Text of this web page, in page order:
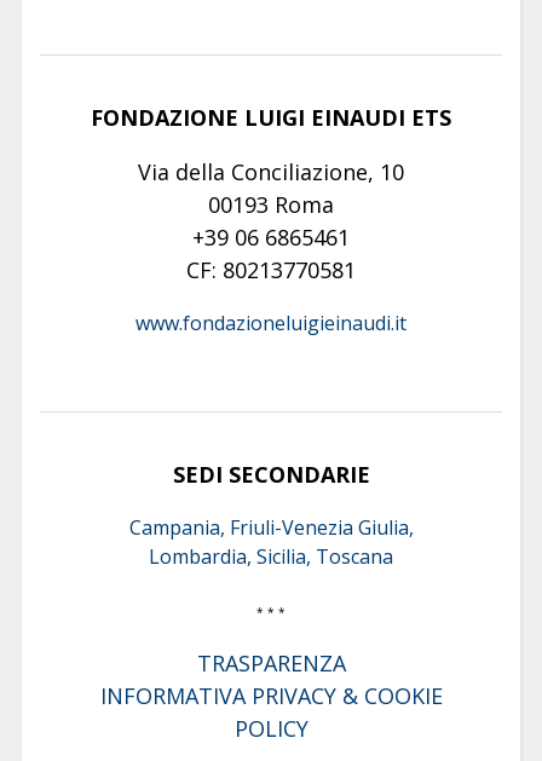
FONDAZIONE LUIGI EINAUDI ETS
Via della Conciliazione, 10
00193 Roma
+39 06 6865461
CF: 80213770581
www.fondazioneluigieinaudi.it
SEDI SECONDARIE
Campania, Friuli-Venezia Giulia,
Lombardia, Sicilia, Toscana
* * *
TRASPARENZA
INFORMATIVA PRIVACY & COOKIE
POLICY